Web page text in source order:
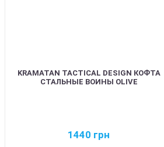
KRAMATAN TACTICAL DESIGN КОФТА
СТАЛЬНЫЕ ВОИНЫ OLIVE
1440 грн